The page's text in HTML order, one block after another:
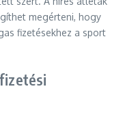
megérteni, hogy
fizetésekhez a sport